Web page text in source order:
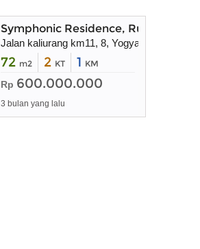
Symphonic Residence, Rumah
Jalan kaliurang km11, 8, Yogyakarta
72 m2 2 KT 1 KM
Rp 600.000.000
3 bulan yang lalu